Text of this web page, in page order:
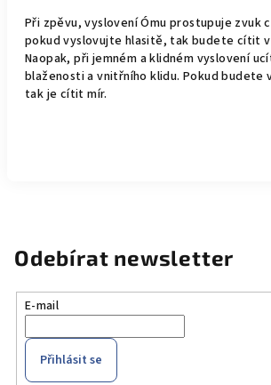
Při zpěvu, vyslovení Ómu prostupuje zvuk
pokud vyslovujte hlasitě, tak budete cítit
Naopak, při jemném a klidném vyslovení
blaženosti a vnitřního klidu. Pokud budete
tak je cítit mír.
Odebírat newsletter
E-mail
Přihlásit se